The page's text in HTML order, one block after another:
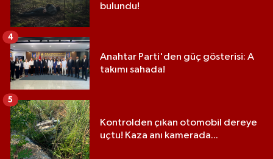
bulundu!
Anahtar Parti'den güç gösterisi: A
takımı sahada!
4
Kontrolden çıkan otomobil dereye
uçtu! Kaza anı kamerada...
5